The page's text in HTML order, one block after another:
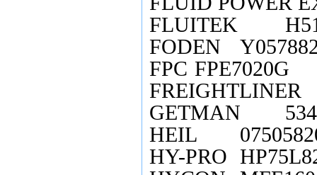
FLUITEK
FODEN
FPC FPE7020G
FREIGHTLINER
GETMAN
HEIL
HY-PRO